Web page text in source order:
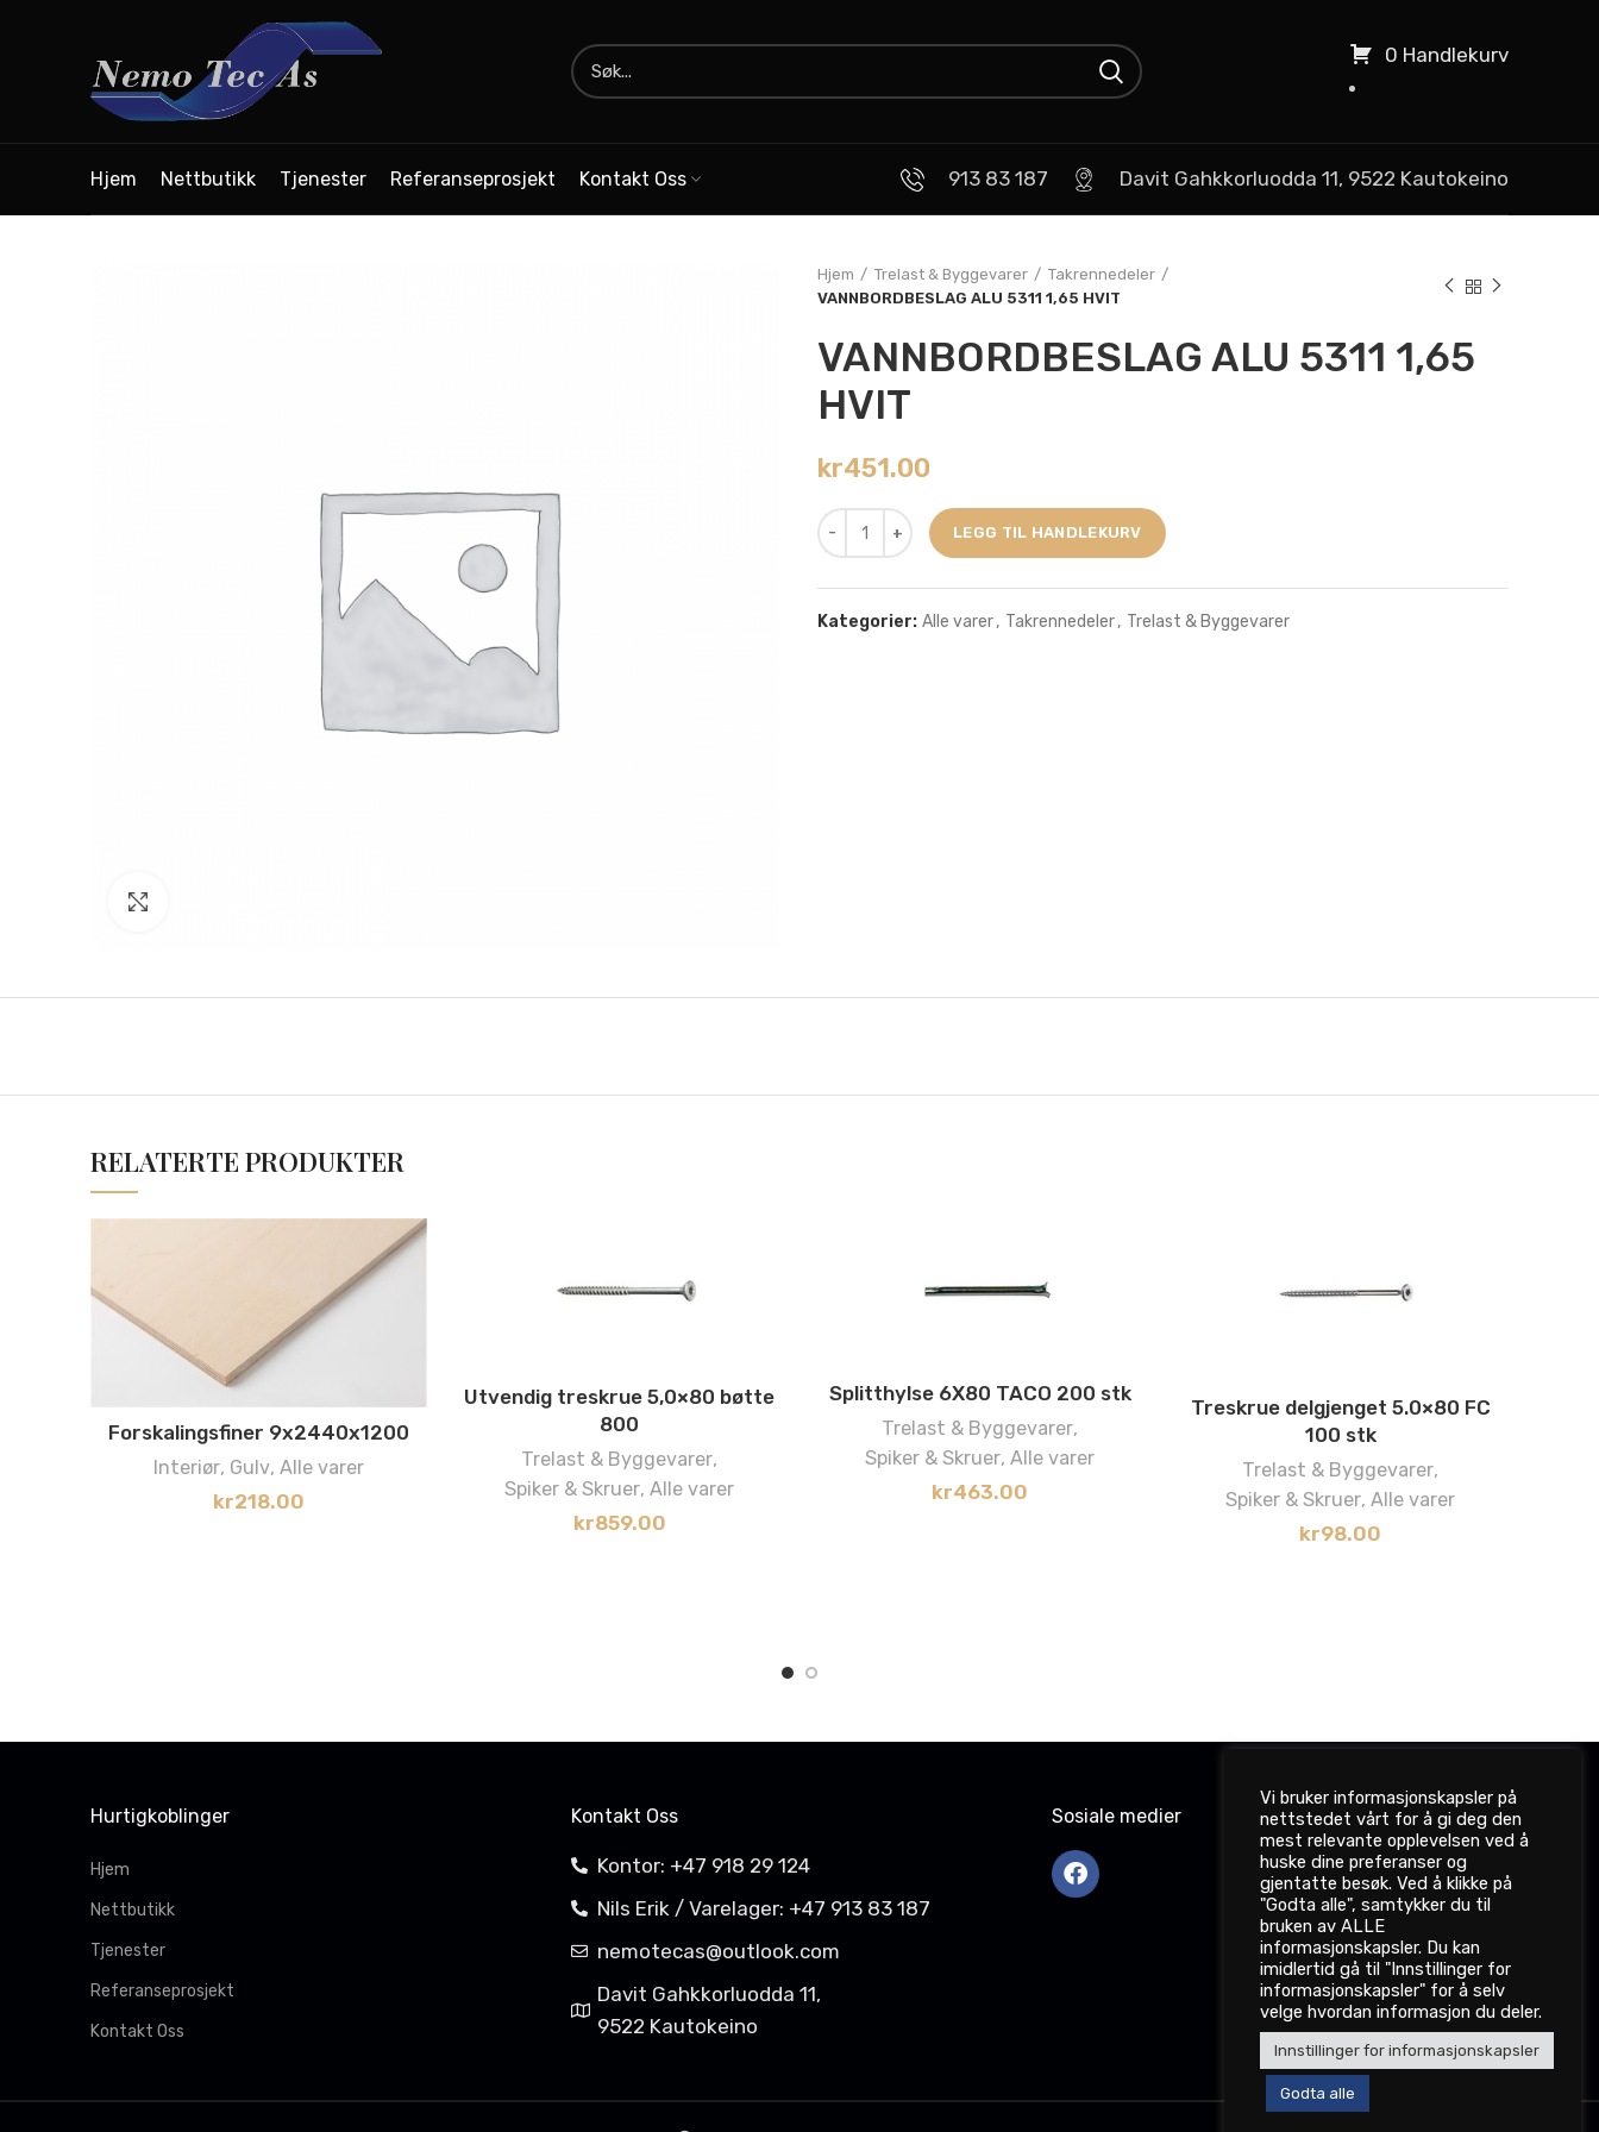
0 Handlekurv
Hjem Nettbutikk Tjenester Referanseprosjekt Kontakt Oss 913 83 187 Davit Gahkkorluodda 11, 9522 Kautokeino
Hjem Trelast & Byggevarer
Takrennedeler
VANNBORDBESLAG ALU 5311 1,65 HVIT
VANNBORDBESLAG ALU 5311 1,65
HVIT
kr451.00
LEGG TIL HANDLEKURV
Kategorier: Alle varer, Takrennedeler, Trelast & Byggevarer
RELATERTE PRODUKTER
Forskalingsfiner 9x2440x1200
Interiør, Gulv, Alle varer
kr218.00
Utvendig treskrue 5,0×80 bøtte
800
Trelast & Byggevarer,
Spiker & Skruer, Alle varer
kr859.00
Splitthylse 6X80 TACO 200 stk
Trelast & Byggevarer,
Spiker & Skruer, Alle varer
kr463.00
Treskrue delgjenget 5.0×80 FC
100 stk
Trelast & Byggevarer,
Spiker & Skruer, Alle varer
kr98.00
Hurtigkoblinger
Hjem
Nettbutikk
Tjenester
Referanseprosjekt
Kontakt Oss
Kontakt Oss
Kontor: +47 918 29 124
Nils Erik / Varelager: +47 913 83 187
nemotecas@outlook.com
Davit Gahkkorluodda 11,
9522 Kautokeino
Sosiale medier
Vi bruker informasjonskapsler på
nettstedet vårt for å gi deg den
mest relevante opplevelsen ved å
huske dine preferanser og
gjentatte besøk. Ved å klikke på
"Godta alle", samtykker du til
bruken av ALLE
informasjonskapsler. Du kan
imidlertid gå til "Innstillinger for
informasjonskapsler" for å selv
velge hvordan informasjon du deler.
Innstillinger for informasjonskapsler
Godta alle